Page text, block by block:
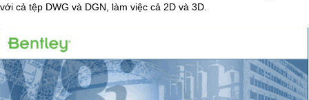
với cả tệp DWG và DGN, làm việc cả 2D và 3D.